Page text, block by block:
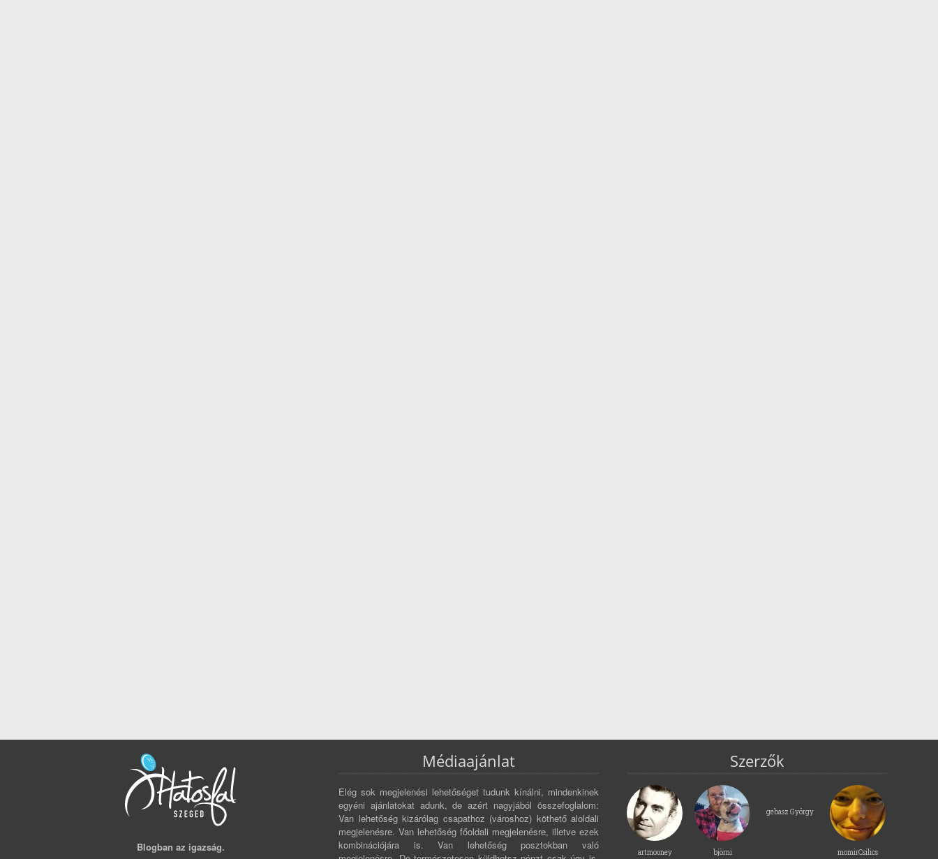
Blogban az igazság.
Médiaajánlat
Elég sok megjelenési lehetőséget tudunk kínálni, mindenkinek
egyéni ajánlatokat adunk, de azért nagyjából összefoglalom:
Van lehetőség kizárólag csapathoz (városhoz) köthető aloldali
megjelenésre. Van lehetőség főoldali megjelenésre, illetve ezek
kombinációjára is. Van lehetőség posztokban való
Szerzők
artmooney björni
gebasz György
momirCsilics